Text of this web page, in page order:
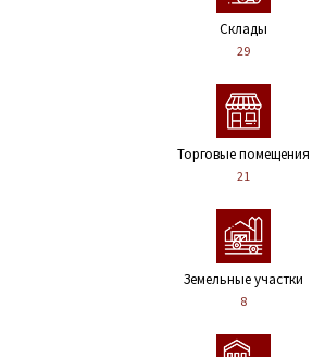
Склады
29
Торговые помещения
21
Земельные участки
8